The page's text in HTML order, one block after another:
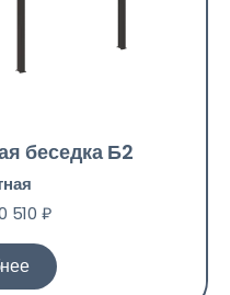
беседка Б2
510 ₽